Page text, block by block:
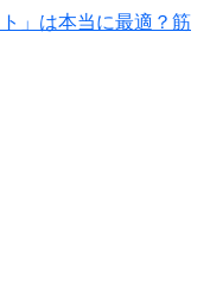
」は本当に最適？筋